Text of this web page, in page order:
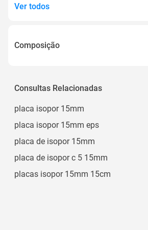
Ver todos
Composição
Estrutura em Metal/ Mdp 15mm
Mdp 15mm
Metal/ Mdp 15mm
Consultas Relacionadas
placa isopor 15mm
placa isopor 15mm eps
placa de isopor 15mm
placa de isopor c 5 15mm
placas isopor 15mm 15cm